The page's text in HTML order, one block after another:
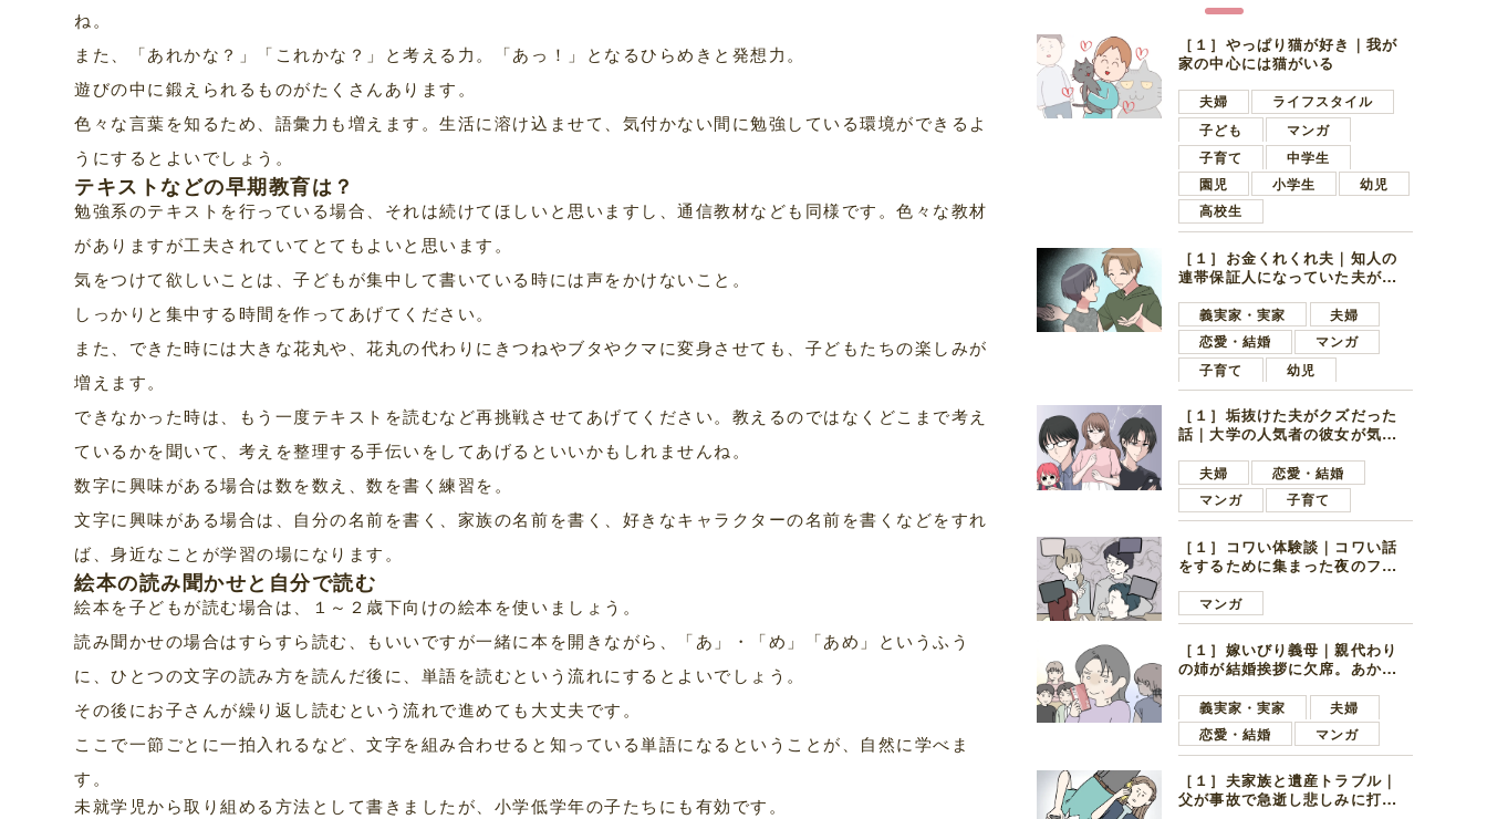
ね。
また、「あれかな？」「これかな？」と考える力。「あっ！」となるひらめきと発想力。
遊びの中に鍛えられるものがたくさんあります。
色々な言葉を知るため、語彙力も増えます。生活に溶け込ませて、気付かない間に勉強している環境ができるよ
うにするとよいでしょう。
テキストなどの早期教育は？
勉強系のテキストを行っている場合、それは続けてほしいと思いますし、通信教材なども同様です。色々な教材
がありますが工夫されていてとてもよいと思います。
気をつけて欲しいことは、子どもが集中して書いている時には声をかけないこと。
しっかりと集中する時間を作ってあげてください。
また、できた時には大きな花丸や、花丸の代わりにきつねやブタやクマに変身させても、子どもたちの楽しみが
増えます。
できなかった時は、もう一度テキストを読むなど再挑戦させてあげてください。教えるのではなくどこまで考え
ているかを聞いて、考えを整理する手伝いをしてあげるといいかもしれませんね。
数字に興味がある場合は数を数え、数を書く練習を。
文字に興味がある場合は、自分の名前を書く、家族の名前を書く、好きなキャラクターの名前を書くなどをすれ
ば、身近なことが学習の場になります。
絵本の読み聞かせと自分で読む
絵本を子どもが読む場合は、１～２歳下向けの絵本を使いましょう。
読み聞かせの場合はすらすら読む、もいいですが一緒に本を開きながら、「あ」・「め」「あめ」というふう
に、ひとつの文字の読み方を読んだ後に、単語を読むという流れにするとよいでしょう。
その後にお子さんが繰り返し読むという流れで進めても大丈夫です。
ここで一節ごとに一拍入れるなど、文字を組み合わせると知っている単語になるということが、自然に学べま
す。
未就学児から取り組める方法として書きましたが、小学低学年の子たちにも有効です。
［１］やっぱり猫が好き｜我が
家の中心には猫がいる
夫婦
ライフスタイル
子ども
マンガ
子育て
中学生
園児
小学生
幼児
高校生
［１］お金くれくれ夫｜知人の
連帯保証人になっていた夫が家
言ってきた
義実家・実家
夫婦
恋愛・結婚
マンガ
子育て
幼児
［１］垢抜けた夫がクズだった
話｜大学の人気者の彼女が気に
子学生
夫婦
恋愛・結婚
マンガ
子育て
［１］コワい体験談｜コワい話
をするために集まった夜のファ
好きの男の子ママ
マンガ
［１］嫁いびり義母｜親代わり
の姉が結婚挨拶に欠席。あから
義実家・実家
夫婦
恋愛・結婚
マンガ
［１］夫家族と遺産トラブル｜
父が事故で急逝し悲しみに打ち